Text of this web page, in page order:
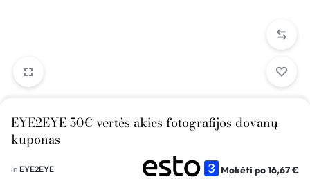
EYE2EYE 50€ vertės akies fotografijos dovanų
kuponas
in EYE2EYE Mokėti po16,67€